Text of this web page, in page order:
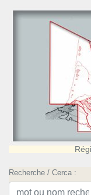
Recherche / Cerca :